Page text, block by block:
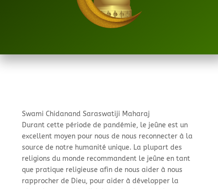
Swami Chidanand Saraswatiji Maharaj
Durant cette période de pandémie, le jeûne est un
excellent moyen pour nous de nous reconnecter à la
source de notre humanité unique. La plupart des
religions du monde recommandent le jeûne en tant
que pratique religieuse afin de nous aider à nous
rapprocher de Dieu, pour aider à développer la